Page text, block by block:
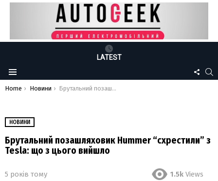
LATEST
Menu
US
You are here:
Home Новини Брутальний позашляховик Hummer “схрестили” з Tesla: що з цього вийшло
НОВИНИ
Брутальний позашляховик Hummer “схрестили” з
Tesla: що з цього вийшло
5 років тому 1.5k Views